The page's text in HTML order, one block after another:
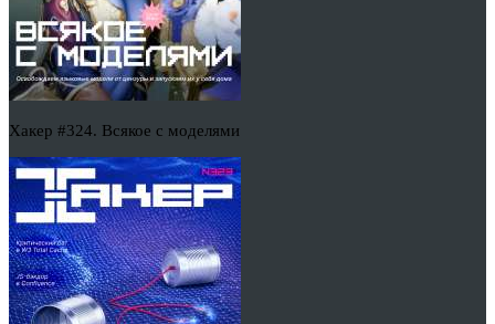
Хакер #324. Всякое с моделями